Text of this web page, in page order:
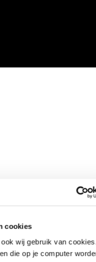
cookies
wij gebruik van
die op je computer